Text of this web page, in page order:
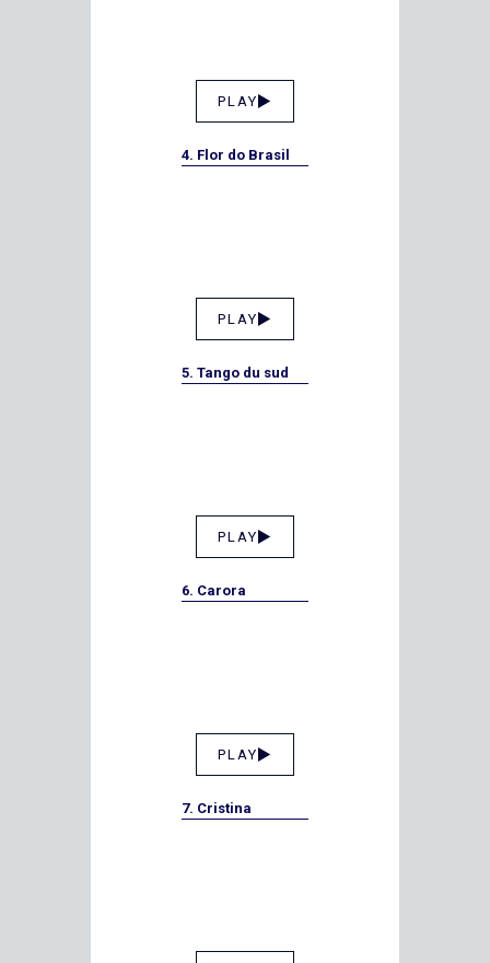
PLAY
4. Flor do Brasil
PLAY
5. Tango du sud
PLAY
6. Carora
PLAY
7. Cristina